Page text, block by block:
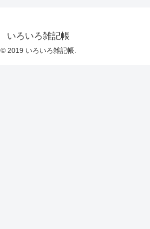
いろいろ雑記帳
© 2019 いろいろ雑記帳.